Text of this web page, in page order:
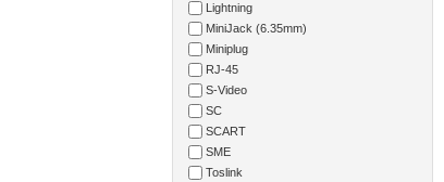
Lightning
MiniJack (6.35mm)
Miniplug
RJ-45
S-Video
SC
SCART
SME
Toslink